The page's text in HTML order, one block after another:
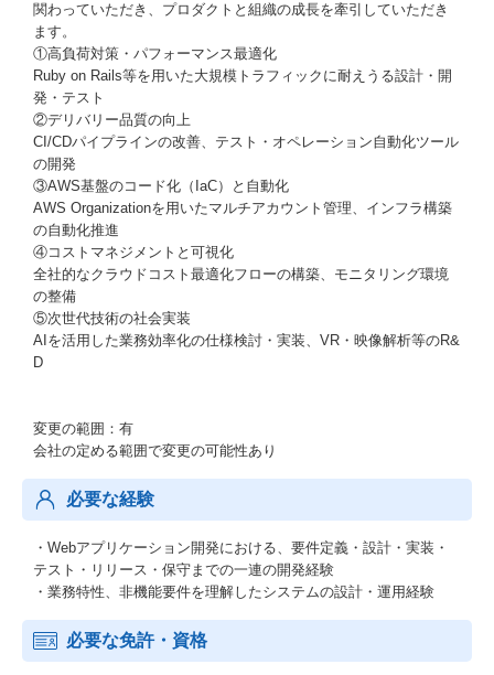
関わっていただき、プロダクトと組織の成長を牽引していただき
ます。
①高負荷対策・パフォーマンス最適化
Ruby on Rails等を用いた大規模トラフィックに耐えうる設計・開
発・テスト
②デリバリー品質の向上
CI/CDパイプラインの改善、テスト・オペレーション自動化ツール
の開発
③AWS基盤のコード化（IaC）と自動化
AWS Organizationを用いたマルチアカウント管理、インフラ構築
の自動化推進
④コストマネジメントと可視化
全社的なクラウドコスト最適化フローの構築、モニタリング環境
の整備
⑤次世代技術の社会実装
AIを活用した業務効率化の仕様検討・実装、VR・映像解析等のR&
D
変更の範囲：有
会社の定める範囲で変更の可能性あり
必要な経験
・Webアプリケーション開発における、要件定義・設計・実装・
テスト・リリース・保守までの一連の開発経験
・業務特性、非機能要件を理解したシステムの設計・運用経験
必要な免許・資格